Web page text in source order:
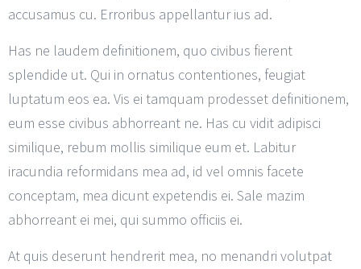
accusamus cu. Erroribus appellantur ius ad.
Has ne laudem definitionem, quo civibus fierent
splendide ut. Qui in ornatus contentiones, feugiat
luptatum eos ea. Vis ei tamquam prodesset definitionem,
eum esse civibus abhorreant ne. Has cu vidit adipisci
similique, rebum mollis similique eum et. Labitur
iracundia reformidans mea ad, id vel omnis facete
conceptam, mea dicunt expetendis ei. Sale mazim
abhorreant ei mei, qui summo officiis ei.
At quis deserunt hendrerit mea, no menandri volutpat